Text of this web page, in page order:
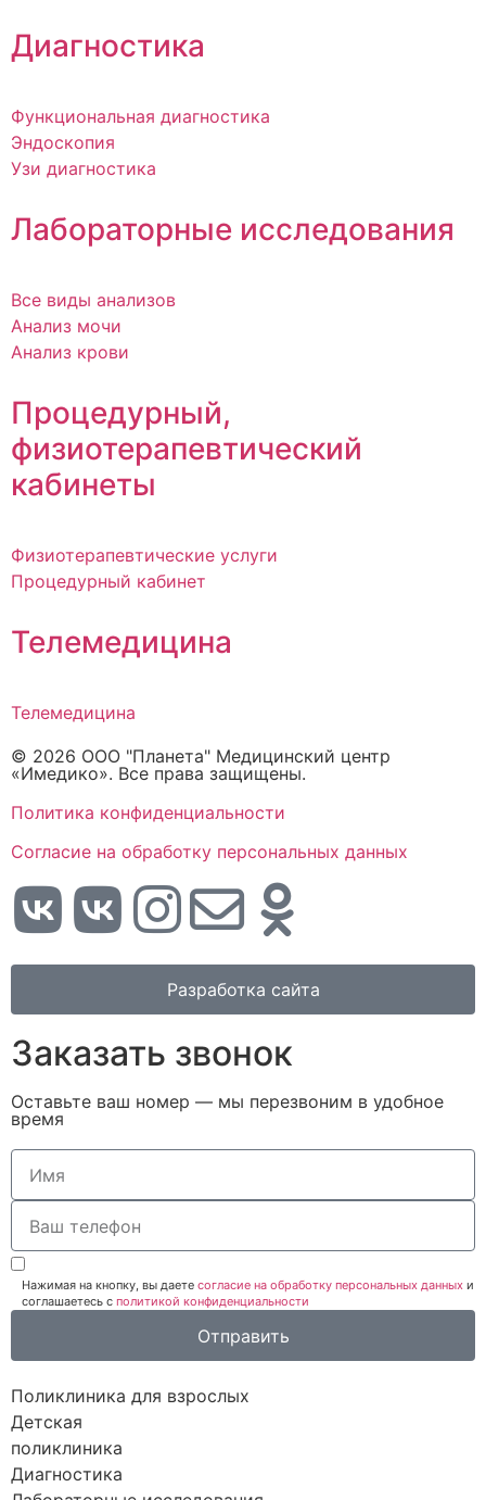
Диагностика
Функциональная диагностика
Эндоскопия
Узи диагностика
Лабораторные исследования
Все виды анализов
Анализ мочи
Анализ крови
Процедурный,
физиотерапевтический
кабинеты
Физиотерапевтические услуги
Процедурный кабинет
Телемедицина
Телемедицина
© 2026 ООО "Планета" Медицинский центр
«Имедико». Все права защищены.
Политика конфиденциальности
Cогласие на обработку персональных данных
Разработка сайта
Заказать звонок
Оставьте ваш номер — мы перезвоним в удобное
время
Нажимая на кнопку, вы даете согласие на обработку персональных данных и
соглашаетесь c политикой конфиденциальности
Отправить
Поликлиника для взрослых
Детская
поликлиника
Диагностика